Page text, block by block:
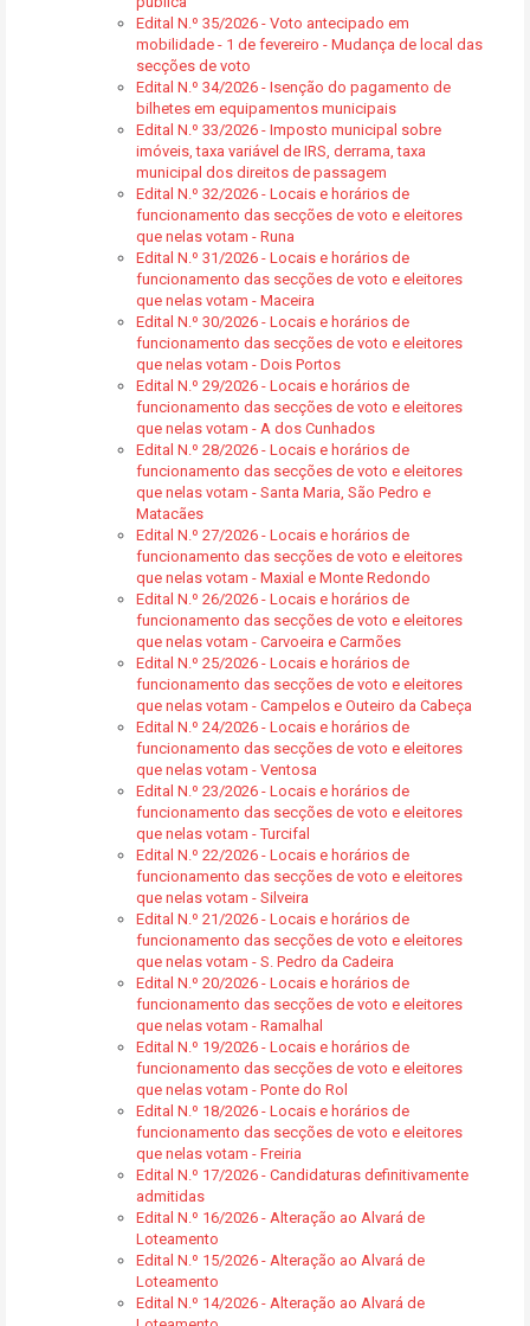
Edital N.º 35/2026 - Voto antecipado em
mobilidade - 1 de fevereiro - Mudança de local das
secções de voto
Edital N.º 34/2026 - Isenção do pagamento de
bilhetes em equipamentos municipais
Edital N.º 33/2026 - Imposto municipal sobre
imóveis, taxa variável de IRS, derrama, taxa
municipal dos direitos de passagem
Edital N.º 32/2026 - Locais e horários de
funcionamento das secções de voto e eleitores
que nelas votam - Runa
Edital N.º 31/2026 - Locais e horários de
funcionamento das secções de voto e eleitores
que nelas votam - Maceira
Edital N.º 30/2026 - Locais e horários de
funcionamento das secções de voto e eleitores
que nelas votam - Dois Portos
Edital N.º 29/2026 - Locais e horários de
funcionamento das secções de voto e eleitores
que nelas votam - A dos Cunhados
Edital N.º 28/2026 - Locais e horários de
funcionamento das secções de voto e eleitores
que nelas votam - Santa Maria, São Pedro e
Matacães
Edital N.º 27/2026 - Locais e horários de
funcionamento das secções de voto e eleitores
que nelas votam - Maxial e Monte Redondo
Edital N.º 26/2026 - Locais e horários de
funcionamento das secções de voto e eleitores
que nelas votam - Carvoeira e Carmões
Edital N.º 25/2026 - Locais e horários de
funcionamento das secções de voto e eleitores
que nelas votam - Campelos e Outeiro da Cabeça
Edital N.º 24/2026 - Locais e horários de
funcionamento das secções de voto e eleitores
que nelas votam - Ventosa
Edital N.º 23/2026 - Locais e horários de
funcionamento das secções de voto e eleitores
que nelas votam - Turcifal
Edital N.º 22/2026 - Locais e horários de
funcionamento das secções de voto e eleitores
que nelas votam - Silveira
Edital N.º 21/2026 - Locais e horários de
funcionamento das secções de voto e eleitores
que nelas votam - S. Pedro da Cadeira
Edital N.º 20/2026 - Locais e horários de
funcionamento das secções de voto e eleitores
que nelas votam - Ramalhal
Edital N.º 19/2026 - Locais e horários de
funcionamento das secções de voto e eleitores
que nelas votam - Ponte do Rol
Edital N.º 18/2026 - Locais e horários de
funcionamento das secções de voto e eleitores
que nelas votam - Freiria
Edital N.º 17/2026 - Candidaturas definitivamente
admitidas
Edital N.º 16/2026 - Alteração ao Alvará de
Loteamento
Edital N.º 15/2026 - Alteração ao Alvará de
Loteamento
Edital N.º 14/2026 - Alteração ao Alvará de